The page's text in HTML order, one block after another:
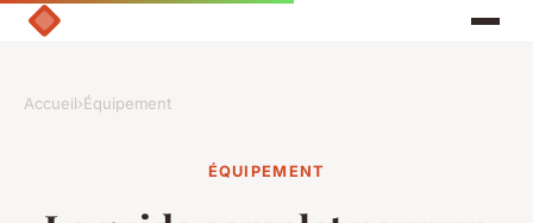
Accueil›Équipement
ÉQUIPEMENT